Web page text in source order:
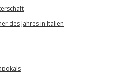
des Jahres in Italien